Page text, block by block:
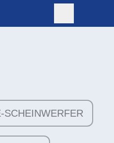
SCHEINWERFER